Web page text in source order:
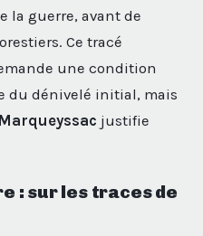
la guerre, avant de
Ce tracé
une condition
du dénivelé initial, mais
justifie
: sur les traces de